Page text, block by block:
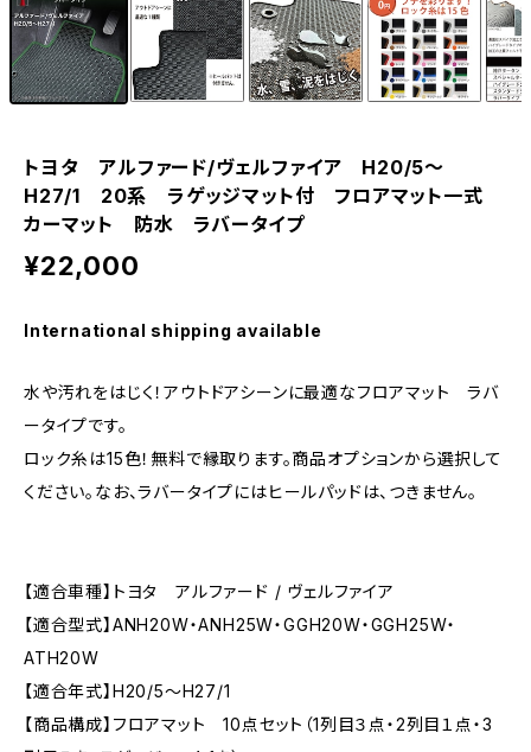
トヨタ アルファード/ヴェルファイア H20/5〜
H27/1 20系 ラゲッジマット付 フロアマット一式
カーマット 防水 ラバータイプ
¥22,000
International shipping available
水や汚れをはじく！アウトドアシーンに最適なフロアマット ラバ
ータイプです。
ロック糸は15色！無料で縁取ります。商品オプションから選択して
ください。なお、ラバータイプにはヒールパッドは、つきません。
【適合車種】トヨタ アルファード / ヴェルファイア
【適合型式】ANH20W・ANH25W・GGH20W・GGH25W・
ATH20W
【適合年式】H20/5〜H27/1
【商品構成】フロアマット 10点セット（1列目３点・2列目１点・3